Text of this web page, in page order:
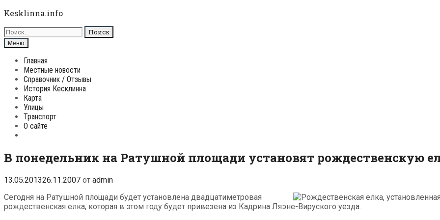
Перейти
содержимому
Kesklinna.info
Поиск
для:
Поиск
Меню
Главная
Местные новости
Справочник / Отзывы
История Кесклинна
Карта
Улицы
Транспорт
О сайте
В понедельник на Ратушной площади установят рождественскую
13.05.201326.11.2007 от admin
Сегодня на Ратушной площади будет установлена двадцатиметровая
рождественская елка, которая в этом году будет привезена из Кадрина Ляэне-Вируского уезда.